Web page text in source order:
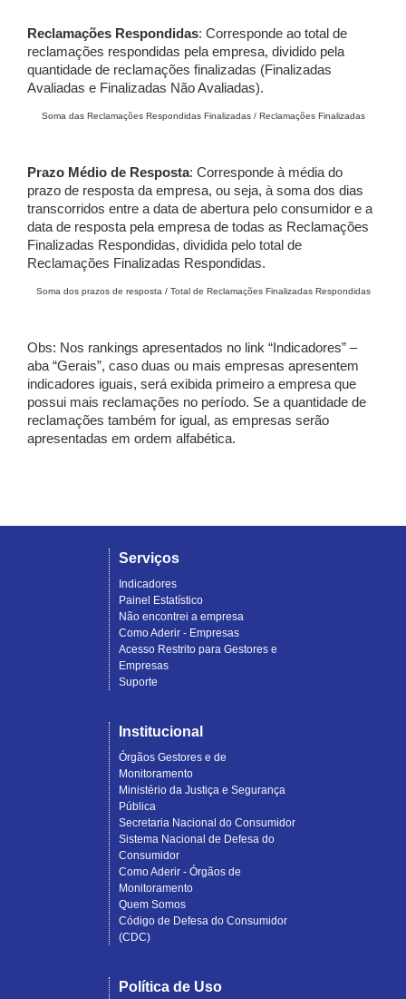
Reclamações Respondidas: Corresponde ao total de
reclamações respondidas pela empresa, dividido pela
quantidade de reclamações finalizadas (Finalizadas
Avaliadas e Finalizadas Não Avaliadas).
Soma das Reclamações Respondidas Finalizadas / Reclamações Finalizadas
Prazo Médio de Resposta: Corresponde à média do
prazo de resposta da empresa, ou seja, à soma dos dias
transcorridos entre a data de abertura pelo consumidor e a
data de resposta pela empresa de todas as Reclamações
Finalizadas Respondidas, dividida pelo total de
Reclamações Finalizadas Respondidas.
Soma dos prazos de resposta / Total de Reclamações Finalizadas Respondidas
Obs: Nos rankings apresentados no link “Indicadores” –
aba “Gerais”, caso duas ou mais empresas apresentem
indicadores iguais, será exibida primeiro a empresa que
possui mais reclamações no período. Se a quantidade de
reclamações também for igual, as empresas serão
apresentadas em ordem alfabética.
Serviços
Indicadores
Painel Estatístico
Não encontrei a empresa
Como Aderir - Empresas
Acesso Restrito para Gestores e
Empresas
Suporte
Institucional
Órgãos Gestores e de
Monitoramento
Ministério da Justiça e Segurança
Pública
Secretaria Nacional do Consumidor
Sistema Nacional de Defesa do
Consumidor
Como Aderir - Órgãos de
Monitoramento
Quem Somos
Código de Defesa do Consumidor
(CDC)
Política de Uso